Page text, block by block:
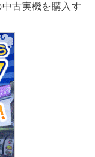
古実機を購入す